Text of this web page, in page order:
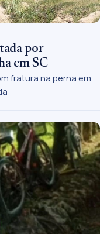
por
em SC
fratura na perna em